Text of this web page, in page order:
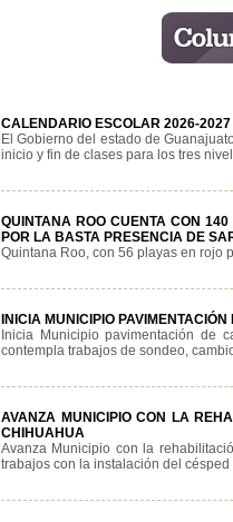
CALENDARIO ESCOLAR 2026-
El Gobierno del estado de
inicio y fin de clases para los tres
QUINTANA ROO CUENTA CON
POR LA BASTA PRESENCIA DE
Quintana Roo, con 56 playas en rojo
INICIA MUNICIPIO
Inicia Municipio pavimentación de
contempla trabajos de sondeo,
AVANZA MUNICIPIO CON LA
CHIHUAHUA
Avanza Municipio con la
trabajos con la instalación del